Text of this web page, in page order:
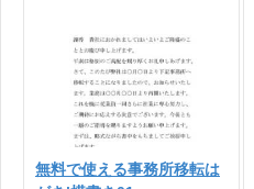
無料で使える事務所移転は